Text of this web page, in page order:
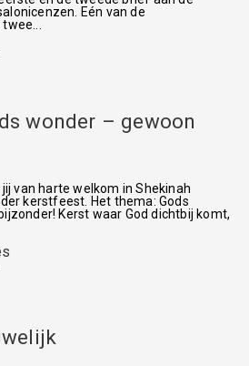
Eén van de
wonder – gewoon
van harte welkom in Shekinah
kerstfeest. Het thema: Gods
Kerst waar God dichtbij komt,